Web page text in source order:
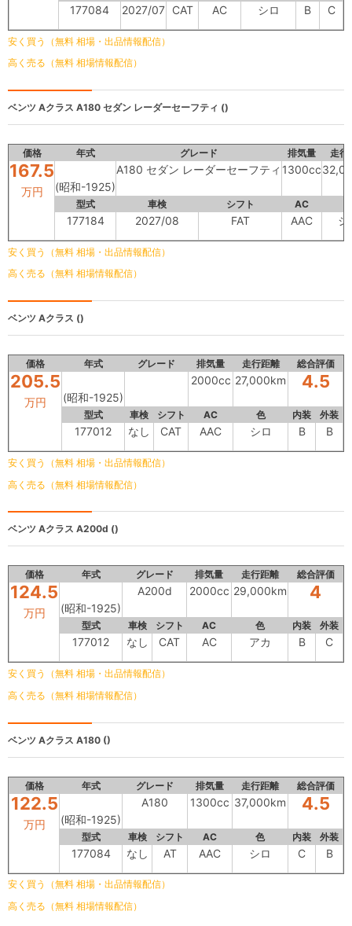
177084 2027/07 CAT AC シロ B C
安く買う（無料 相場・出品情報配信）
高く売る（無料 相場情報配信）
ベンツ Aクラス A180 セダン レーダーセーフティ ()
価格 年式 グレード 排気量 走行
167.5
万円 (昭和-1925)
A180 セダン レーダーセーフティ 1300cc
型式 車検 シフト AC
177184 2027/08 FAT AAC シ
安く買う（無料 相場・出品情報配信）
高く売る（無料 相場情報配信）
ベンツ Aクラス ()
価格 年式 グレード 排気量 走行距離 総合評価
205.5
万円 (昭和-1925)
2000cc 27,000km 4.5
型式 車検 シフト AC 色 内装 外装
177012 なし CAT AAC シロ B B
安く買う（無料 相場・出品情報配信）
高く売る（無料 相場情報配信）
ベンツ Aクラス A200d ()
価格 年式 グレード 排気量 走行距離 総合評価
124.5
万円 (昭和-1925)
A200d 2000cc 29,000km 4
型式 車検 シフト AC 色 内装 外装
177012 なし CAT AC アカ B C
安く買う（無料 相場・出品情報配信）
高く売る（無料 相場情報配信）
ベンツ Aクラス A180 ()
価格 年式 グレード 排気量 走行距離 総合評価
122.5
万円 (昭和-1925)
A180 1300cc 37,000km 4.5
型式 車検 シフト AC 色 内装 外装
177084 なし AT AAC シロ C B
安く買う（無料 相場・出品情報配信）
高く売る（無料 相場情報配信）